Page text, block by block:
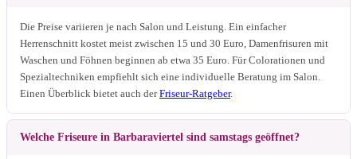
Die Preise variieren je nach Salon und Leistung. Ein einfacher
Herrenschnitt kostet meist zwischen 15 und 30 Euro, Damenfrisuren mit
Waschen und Föhnen beginnen ab etwa 35 Euro. Für Colorationen und
Spezialtechniken empfiehlt sich eine individuelle Beratung im Salon.
Einen Überblick bietet auch derFriseur-Ratgeber.
Welche Friseure in Barbaraviertel sind samstags geöffnet?